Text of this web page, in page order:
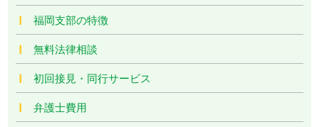
福岡支部の特徴
無料法律相談
初回接見・同行サービス
弁護士費用